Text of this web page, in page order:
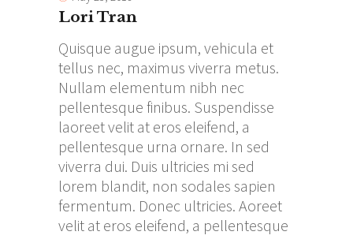
Lori Tran
Quisque augue ipsum, vehicula et
tellus nec, maximus viverra metus.
Nullam elementum nibh nec
pellentesque finibus. Suspendisse
laoreet velit at eros eleifend, a
pellentesque urna ornare. In sed
viverra dui. Duis ultricies mi sed
lorem blandit, non sodales sapien
fermentum. Donec ultricies. Aoreet
velit at eros eleifend, a pellentesque